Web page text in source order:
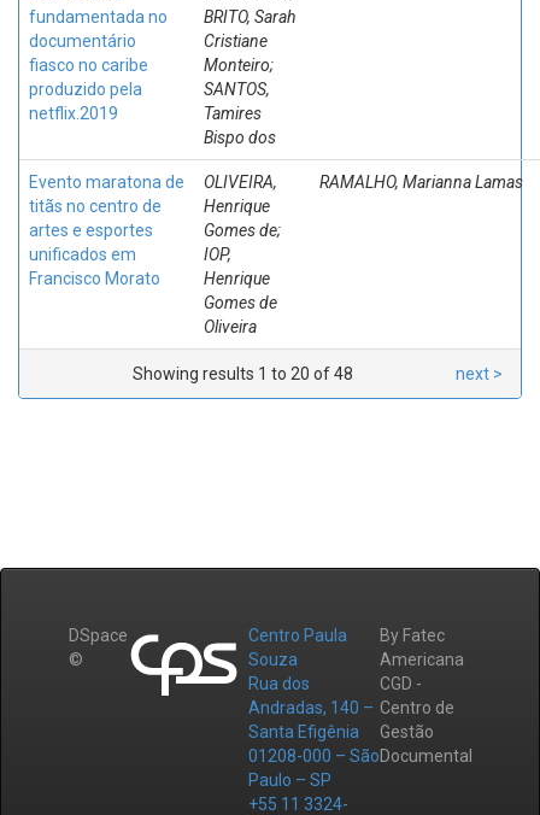
fundamentada no
documentário
fiasco no caribe
produzido pela
netflix.2019
BRITO, Sarah
Cristiane
Monteiro;
SANTOS,
Tamires
Bispo dos
Evento maratona de
titãs no centro de
artes e esportes
unificados em
Francisco Morato
OLIVEIRA,
Henrique
Gomes de;
IOP,
Henrique
Gomes de
Oliveira
RAMALHO, Marianna Lamas
Showing results 1 to 20 of 48 next >
DSpace
©
Centro Paula
Souza
Rua dos
Andradas, 140 –
Santa Efigênia
01208-000 – São
Paulo – SP
+55 11 3324-
By Fatec
Americana
CGD -
Centro de
Gestão
Documental